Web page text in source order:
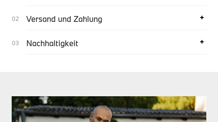
Versand und Zahlung
Nachhaltigkeit